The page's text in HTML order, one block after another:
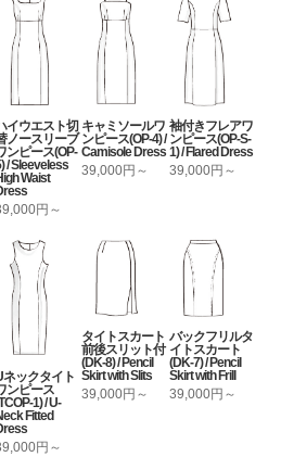
イウエスト切
ノースリーブ
ンピース(OP-
/ Sleeveless
Waist
円～
キャミソールワ
ンピース(OP-4) /
Camisole Dress
39,000円～
袖付きフレアワ
ンピース(OP-S-
1) / Flared Dress
39,000円～
ネックタイト
ンピース
1) / U-
Fitted
円～
タイトスカート
前後スリット付
(DK-8) / Pencil
Skirt with Slits
39,000円～
バックフリルタ
イトスカート
(DK-7) / Pencil
Skirt with Frill
39,000円～